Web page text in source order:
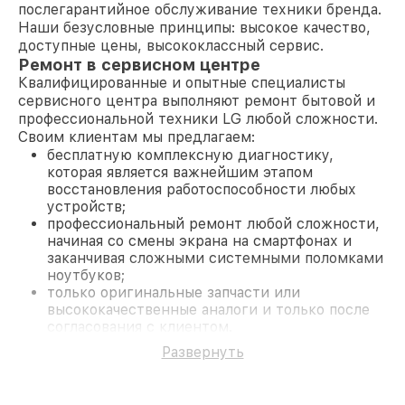
послегарантийное обслуживание техники бренда.
Наши безусловные принципы: высокое качество,
доступные цены, высококлассный сервис.
Ремонт в сервисном центре
Квалифицированные и опытные специалисты
сервисного центра выполняют ремонт бытовой и
профессиональной техники LG любой сложности.
Своим клиентам мы предлагаем:
бесплатную комплексную диагностику,
которая является важнейшим этапом
восстановления работоспособности любых
устройств;
профессиональный ремонт любой сложности,
начиная со смены экрана на смартфонах и
заканчивая сложными системными поломками
ноутбуков;
только оригинальные запчасти или
высококачественные аналоги и только после
согласования с клиентом.
На все работы и замененные комплектующие
предоставляется длительная гарантия. В случае
Развернуть